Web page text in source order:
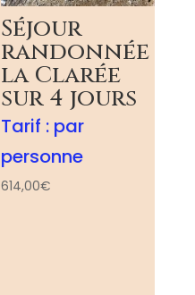
Séjour
randonnée
la Clarée
sur 4 jours
Tarif : par
personne
614,00€